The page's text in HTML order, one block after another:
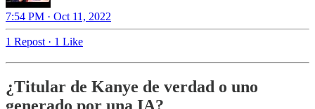
7:54 PM · Oct 11, 2022
1 Repost · 1 Like
¿Titular de Kanye de verdad o uno